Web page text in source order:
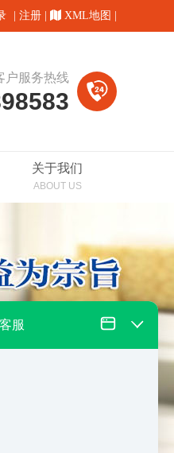
注册 XML地图
户服务热线
关于我们
ABOUT US
服